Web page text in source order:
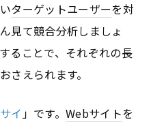
ターゲットユーザーを対
見て競合分析しましょ
ることで、それぞれの長
さえられます。
イ」です。Webサイトを